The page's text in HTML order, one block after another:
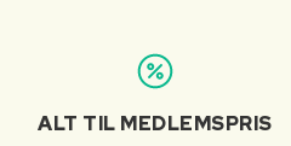
ALT TIL MEDLEMSPRIS